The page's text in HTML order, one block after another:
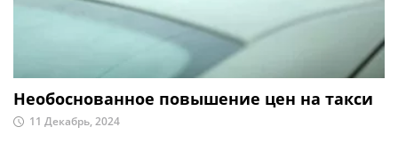
Необоснованное повышение цен на такси
11 Декабрь, 2024